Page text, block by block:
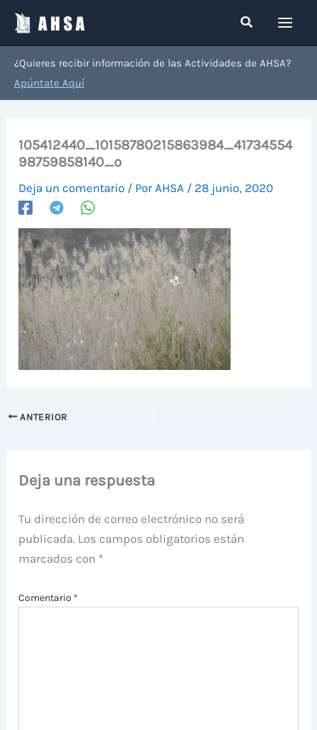
contenido
Buscar
¿Quieres recibir información de las Actividades de AHSA?
Apúntate Aquí
105412440_10158780215863984_41734554
98759858140_o
Deja un comentario / Por AHSA / 28 junio, 2020
ANTERIOR
Deja una respuesta
Tu dirección de correo electrónico no será
publicada. Los campos obligatorios están
marcados con *
Comentario *